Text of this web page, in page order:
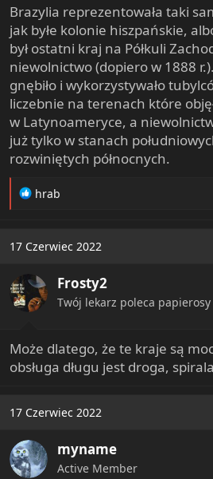
rdzenną ludność, zamykało ją w
jej skarby i wykorzystywało pracę
Brazylia reprezentowała taki
jak byłe kolonie hiszpańskie,
był ostatni kraj na Półkuli
niewolnictwo (dopiero w 1888
gnębiło i wykorzystywało
liczebnie na terenach które
w Latynoameryce, a
już tylko w stanach
rozwiniętych północnych.
R
t
o
n
s
hrab
17 Czerwiec 2022
Frosty2
Twój lekarz poleca
Może dlatego, że te kraje są
obsługa długu jest droga,
17 Czerwiec 2022
myname
Active Member